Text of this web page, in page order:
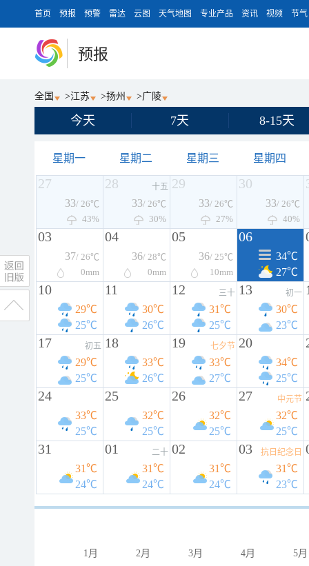
首页 预报 预警 雷达 云图 天气地图 专业产品 资讯 视频 节气
预报
全国 >江苏 >扬州 >广陵
今天 7天 8-15天
星期一 星期二 星期三 星期四
27
33/ 26℃
43%
28 十五
33/ 26℃
30%
29
33/ 26℃
27%
30
33/ 26℃
40%
03
37/ 26℃
0mm
04
36/ 28℃
0mm
05
36/ 25℃
10mm
06
34℃
27℃
10
29℃
25℃
11
30℃
26℃
12 三十
31℃
25℃
13 初一
30℃
23℃
17 初五
29℃
25℃
18
33℃
26℃
19 七夕节
33℃
27℃
20
34℃
25℃
24
33℃
25℃
25
32℃
25℃
26
32℃
25℃
27 中元节
32℃
25℃
31
31℃
24℃
01 二十
31℃
24℃
02
31℃
24℃
03 抗日纪念日
31℃
23℃
1月 2月 3月 4月 5月